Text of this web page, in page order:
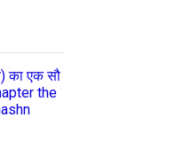
का एक सौ
the